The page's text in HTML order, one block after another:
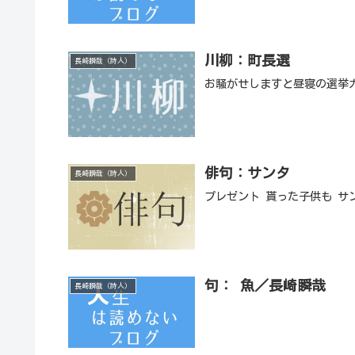
長崎瞬哉（詩人） 川柳：町長選
お騒がせしますと昼寝の選挙
長崎瞬哉（詩人） 俳句：サンタ
プレゼント 貰った子供も サ
長崎瞬哉（詩人） 句： 魚／長崎瞬哉